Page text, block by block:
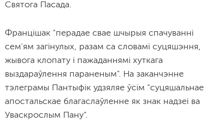
Святога Пасада.
Францішак "перадае свае шчырыя спачуванні
сем'ям загінулых, разам са словамі суцяшэння,
жывога клопату і пажаданнямі хуткага
выздараўлення параненым". На заканчэнне
тэлеграмы Пантыфік удзяляе ўсім "суцяшальнае
апостальскае благаслаўленне як знак надзеі ва
Уваскрослым Пану".